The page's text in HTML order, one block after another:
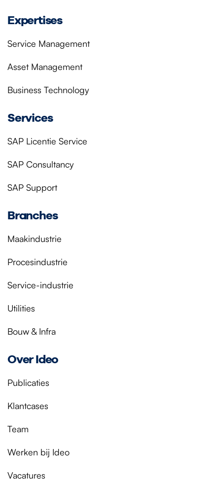
Expertises
Service Management
Asset Management
Business Technology
Services
SAP Licentie Service
SAP Consultancy
SAP Support
Branches
Maakindustrie
Procesindustrie
Service-industrie
Utilities
Bouw & Infra
Over Ideo
Publicaties
Klantcases
Team
Werken bij Ideo
Vacatures